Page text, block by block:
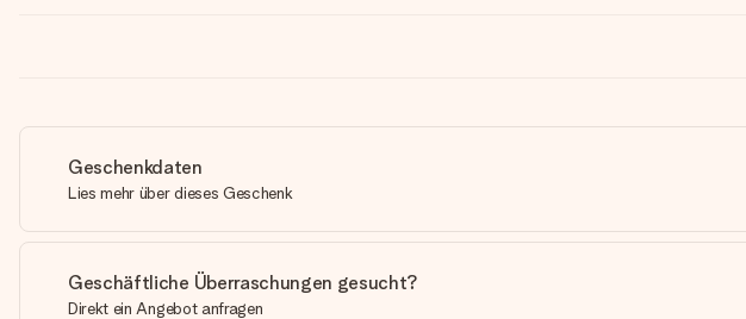
Geschenkdaten
Lies mehr über dieses Geschenk
Geschäftliche Überraschungen gesucht?
Direkt ein Angebot anfragen